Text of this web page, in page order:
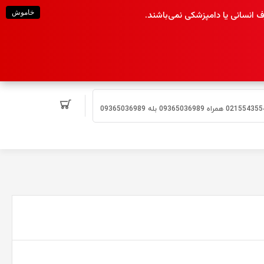
خاموش
یا دامپزشکی نمی‌باشند.